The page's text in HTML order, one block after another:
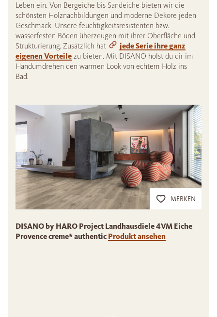
Leben ein. Von Bergeiche bis Sandeiche bieten wir die
schönsten Holznachbildungen und moderne Dekore jeden
Geschmack. Unsere feuchtigkeitsresistenten bzw.
wasserfesten Böden überzeugen mit ihrer Oberfläche und
Strukturierung. Zusätzlich hat
jede Serie ihre ganz
eigenen Vorteile zu bieten. Mit DISANO holst du dir im
Handumdrehen den warmen Look von echtem Holz ins
Bad.
MERKEN
DISANO by HARO Project Landhausdiele 4VM Eiche
Provence creme* authentic Produkt ansehen